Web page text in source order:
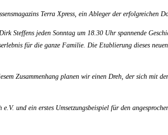
Terra Xpress, ein Ableger der erfolgreichen
Steffens jeden Sonntag um 18.30 Uhr spannende
für die ganze Familie. Die Etablierung dieses
Zusammenhang planen wir einen Dreh, der sich mit
und ein erstes Umsetzungsbeispiel für den